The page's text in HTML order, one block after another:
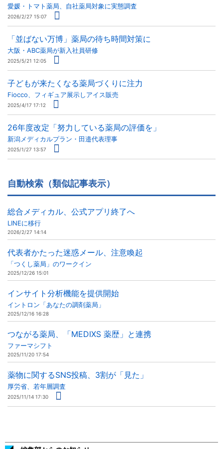
愛媛・トマト薬局、自社薬局対象に実態調査
2026/2/27 15:07
「並ばない万博」薬局の待ち時間対策に
大阪・ABC薬局が新入社員研修
2025/5/21 12:05
子どもが来たくなる薬局づくりに注力
Fiocco、フィギュア展示しアイス販売
2025/4/17 17:12
26年度改定「努力している薬局の評価を」
新潟メディカルプラン・田邉代表理事
2025/1/27 13:57
自動検索（類似記事表示）
総合メディカル、公式アプリ終了へ
LINEに移行
2026/2/27 14:14
代表者かたった迷惑メール、注意喚起
「つくし薬局」のワークイン
2025/12/26 15:01
インサイト分析機能を提供開始
イントロン「あなたの調剤薬局」
2025/12/16 16:28
つながる薬局、「MEDIXS 薬歴」と連携
ファーマシフト
2025/11/20 17:54
薬物に関するSNS投稿、3割が「見た」
厚労省、若年層調査
2025/11/14 17:30